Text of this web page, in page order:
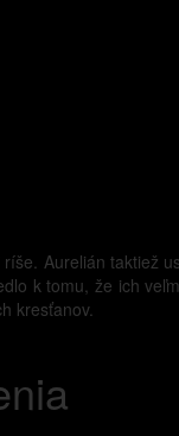
Aurelián taktiež
k tomu, že ich
kresťanov.